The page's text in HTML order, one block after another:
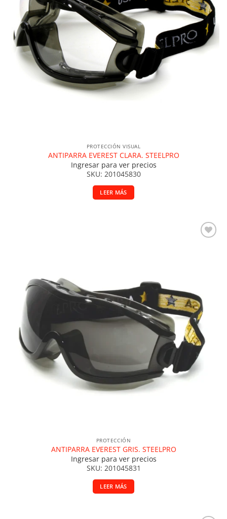
PROTECCIÓN VISUAL
ANTIPARRA EVEREST CLARA. STEELPRO
Ingresar para ver precios
SKU: 201045830
LEER MÁS
PROTECCIÓN
ANTIPARRA EVEREST GRIS. STEELPRO
Ingresar para ver precios
SKU: 201045831
LEER MÁS